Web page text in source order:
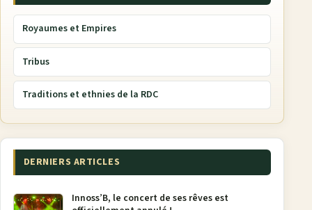
Royaumes et Empires
Tribus
Traditions et ethnies de la RDC
DERNIERS ARTICLES
Innoss’B, le concert de ses rêves est